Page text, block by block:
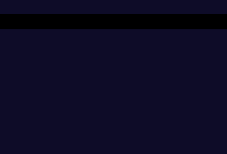
формирует долгосрочную стратегию
профилактики: ведение дневника, коррекция образа
Разделы